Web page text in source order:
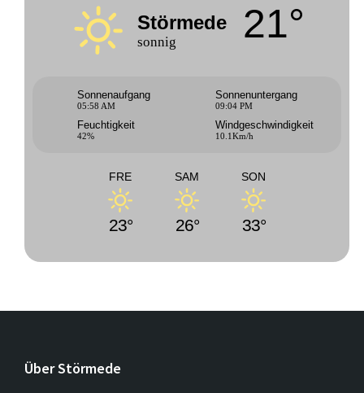
Störmede
sonnig 21°
Sonnenaufgang
05:58 AM
Sonnenuntergang
09:04 PM
Feuchtigkeit
42%
Windgeschwindigkeit
10.1Km/h
FRE
23°
SAM
26°
SON
33°
Über Störmede